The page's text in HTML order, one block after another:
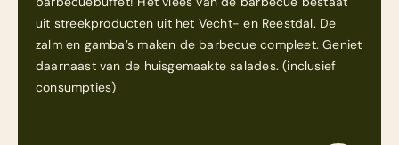
uit streekproducten uit het Vecht- en Reestdal. De
zalm en gamba’s maken de barbecue compleet. Geniet
daarnaast van de huisgemaakte salades. (inclusief
consumpties)